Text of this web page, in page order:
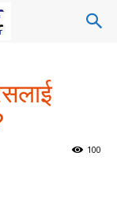
100